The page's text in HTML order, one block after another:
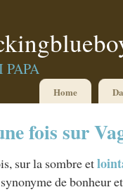
PAPA
Home
fois sur
sur la sombre et
synonyme de bonheur